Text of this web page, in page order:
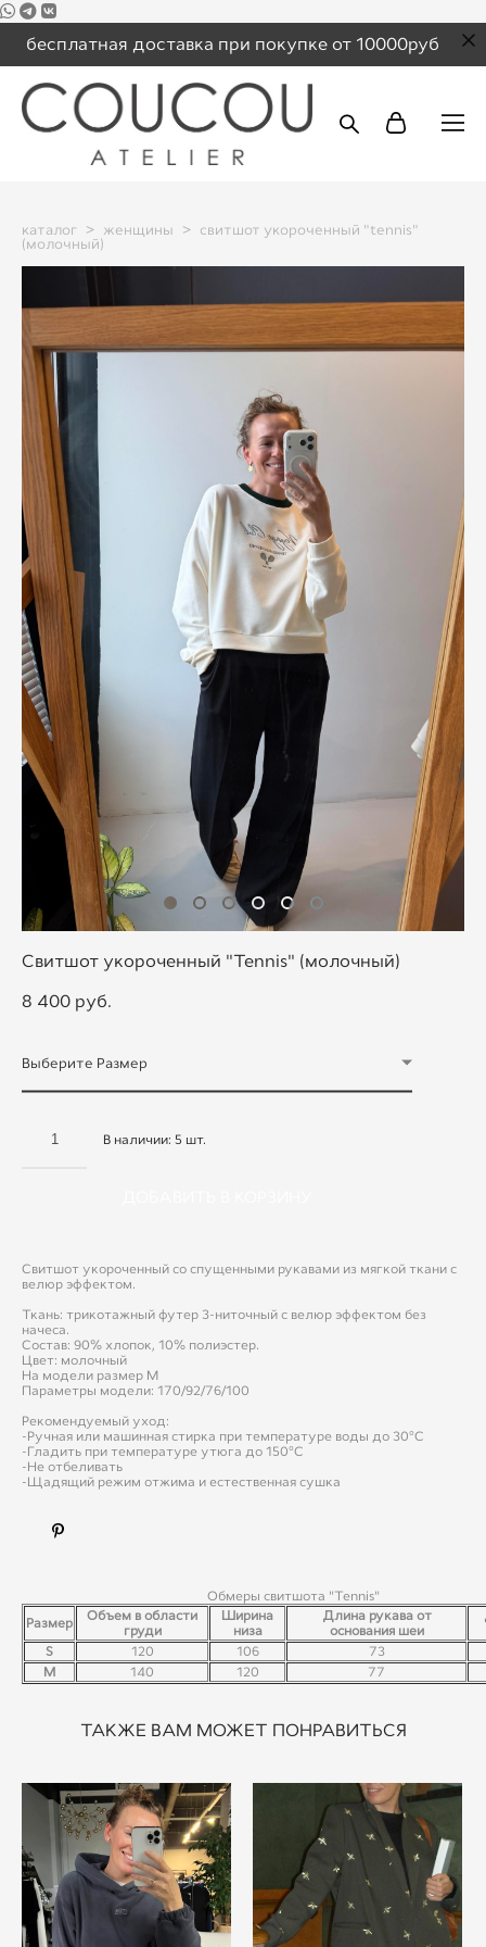
бесплатная доставка при покупке от 10000руб
каталог > женщины > свитшот укороченный "tennis"
(молочный)
Свитшот укороченный "Tennis" (молочный)
8 400 pуб.
Выберите Размер
В наличии: 5 шт.
Свитшот укороченный со спущенными рукавами из мягкой ткани с
велюр эффектом.
Ткань: трикотажный футер 3-ниточный с велюр эффектом без
начеса.
Состав: 90% хлопок, 10% полиэстер.
Цвет: молочный
На модели размер M
Параметры модели: 170/92/76/100
Рекомендуемый уход:
-Ручная или машинная стирка при температуре воды до 30°C
-Гладить при температуре утюга до 150°C
-Не отбеливать
-Щадящий режим отжима и естественная сушка
Обмеры свитшота "Tennis"
Размер
Объем в области
груди
Ширина
низа
Длина рукава от
основания шеи
S 120 106
73
M
140 120 77
ТАКЖЕ ВАМ МОЖЕТ ПОНРАВИТЬСЯ